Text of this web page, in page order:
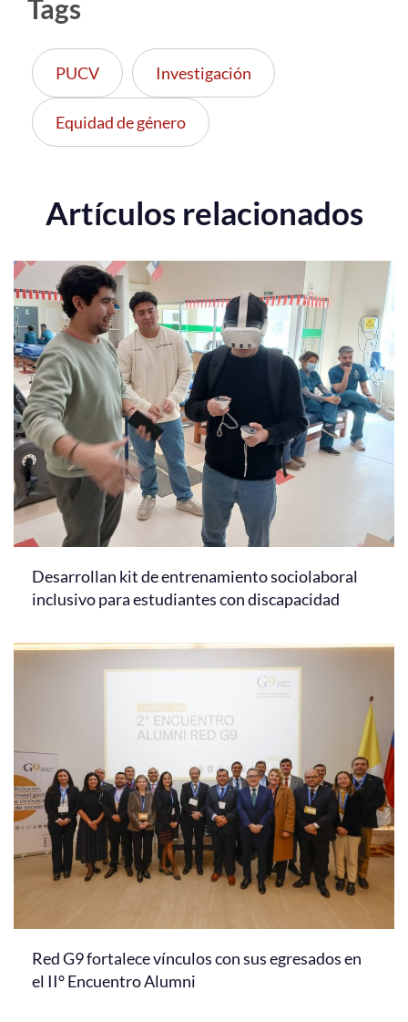
Tags
PUCV Investigación
Equidad de género
Artículos relacionados
Desarrollan kit de entrenamiento sociolaboral
inclusivo para estudiantes con discapacidad
Red G9 fortalece vínculos con sus egresados en
el II° Encuentro Alumni